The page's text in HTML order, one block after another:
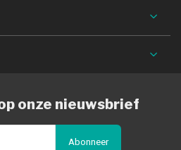
onze nieuwsbrief
Abonneer